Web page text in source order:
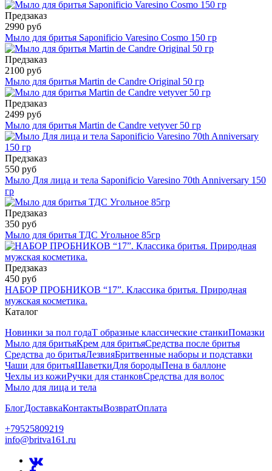
Предзаказ
2990 руб
Мыло для бритья Saponificio Varesino Cosmo 150 гр
Предзаказ
2100 руб
Мыло для бритья Martin de Candre Original 50 гр
Предзаказ
2499 руб
Мыло для бритья Martin de Candre vetyver 50 гр
Предзаказ
550 руб
Мыло Для лица и тела Saponificio Varesino 70th Anniversary 150
гр
Предзаказ
350 руб
Мыло для бритья ТДС Угольное 85гр
Предзаказ
450 руб
НАБОР ПРОБНИКОВ “17”. Классика бритья. Природная
мужская косметика.
Каталог
Новинки за пол годаТ образные классические станкиПомазки
Мыло для бритьяКрем для бритьяСредства после бритья
Средства до бритьяЛезвияБритвенные наборы и подставки
Чаши для бритьяШаветкиДля бородыПена в баллоне
Чехлы из кожиРучки для станковСредства для волос
Мыло для лица и тела
БлогДоставкаКонтактыВозвратОплата
+79525809219
info@britva161.ru